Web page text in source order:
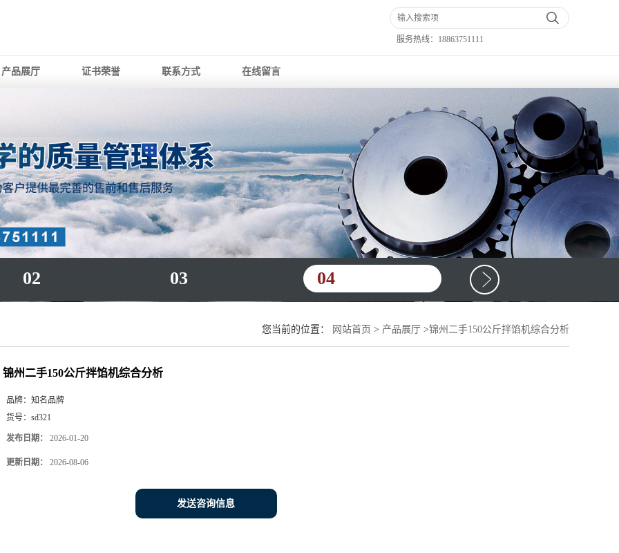
服务热线： 18863751111
产品展厅 证书荣誉 联系方式 在线留言
02 03 04
您当前的位置： 网站首页 > 产品展厅 >锦州二手150公斤拌馅机综合分析
锦州二手150公斤拌馅机综合分析
品牌： 知名品牌
货号： sd321
发布日期： 2026-01-20
更新日期： 2026-08-06
发送咨询信息